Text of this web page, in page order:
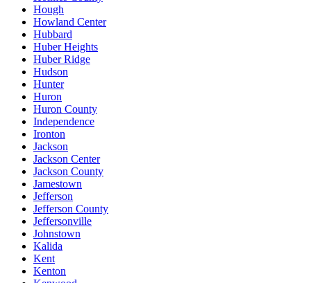
Hough
Howland Center
Hubbard
Huber Heights
Huber Ridge
Hudson
Hunter
Huron
Huron County
Independence
Ironton
Jackson
Jackson Center
Jackson County
Jamestown
Jefferson
Jefferson County
Jeffersonville
Johnstown
Kalida
Kent
Kenton